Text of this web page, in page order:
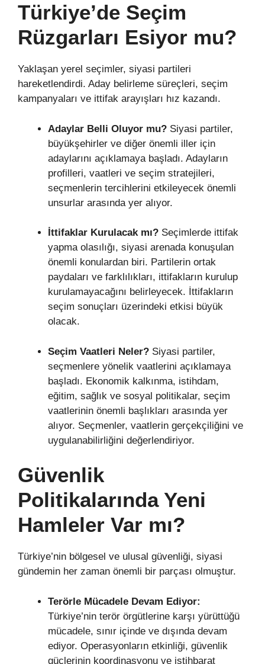
Türkiye’de Seçim
Rüzgarları Esiyor mu?
Yaklaşan yerel seçimler, siyasi partileri
hareketlendirdi. Aday belirleme süreçleri, seçim
kampanyaları ve ittifak arayışları hız kazandı.
Adaylar Belli Oluyor mu? Siyasi partiler,
büyükşehirler ve diğer önemli iller için
adaylarını açıklamaya başladı. Adayların
profilleri, vaatleri ve seçim stratejileri,
seçmenlerin tercihlerini etkileyecek önemli
unsurlar arasında yer alıyor.
İttifaklar Kurulacak mı? Seçimlerde ittifak
yapma olasılığı, siyasi arenada konuşulan
önemli konulardan biri. Partilerin ortak
paydaları ve farklılıkları, ittifakların kurulup
kurulamayacağını belirleyecek. İttifakların
seçim sonuçları üzerindeki etkisi büyük
olacak.
Seçim Vaatleri Neler? Siyasi partiler,
seçmenlere yönelik vaatlerini açıklamaya
başladı. Ekonomik kalkınma, istihdam,
eğitim, sağlık ve sosyal politikalar, seçim
vaatlerinin önemli başlıkları arasında yer
alıyor. Seçmenler, vaatlerin gerçekçiliğini ve
uygulanabilirliğini değerlendiriyor.
Güvenlik
Politikalarında Yeni
Hamleler Var mı?
Türkiye’nin bölgesel ve ulusal güvenliği, siyasi
gündemin her zaman önemli bir parçası olmuştur.
Terörle Mücadele Devam Ediyor:
Türkiye’nin terör örgütlerine karşı yürüttüğü
mücadele, sınır içinde ve dışında devam
ediyor. Operasyonların etkinliği, güvenlik
güçlerinin koordinasyonu ve istihbarat